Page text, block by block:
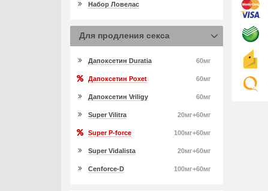
Набор Ловелас
Для продления секса
60мг
Дапоксетин Duratia
60мг
Дапоксетин Poxet
60мг
Дапоксетин Vriligy
20мг+60мг
Super Vilitra
100мг+60мг
Super P-force
20мг+60мг
Super Vidalista
100мг+60мг
Cenforce-D